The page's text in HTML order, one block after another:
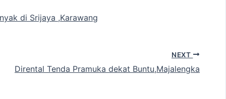
di Srijaya ,Karawang
NEXT
Dirental Tenda Pramuka dekat Buntu,Majalengka